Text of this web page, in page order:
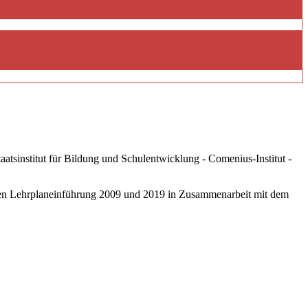
für Bildung und Schulentwicklung - Comenius-Institut -
Lehrplaneinführung 2009 und 2019 in Zusammenarbeit mit dem